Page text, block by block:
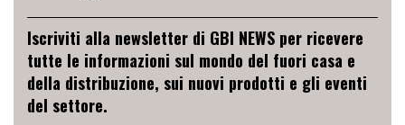
Iscriviti alla newsletter di GBI NEWS per ricevere
tutte le informazioni sul mondo del fuori casa e
della distribuzione, sui nuovi prodotti e gli eventi
del settore.